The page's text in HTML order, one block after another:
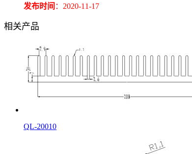
发布时间 ：2020-11-17
相关产品
QL-20010